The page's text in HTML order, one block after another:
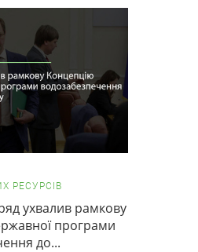
РЕСУРСІВ
ухвалив рамкову
програми
до...